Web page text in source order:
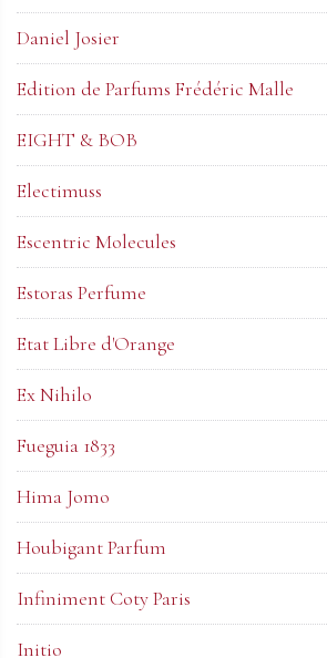
Daniel Josier
Edition de Parfums Frédéric Malle
EIGHT & BOB
Electimuss
Escentric Molecules
Estoras Perfume
Etat Libre d'Orange
Ex Nihilo
Fueguia 1833
Hima Jomo
Houbigant Parfum
Infiniment Coty Paris
Initio